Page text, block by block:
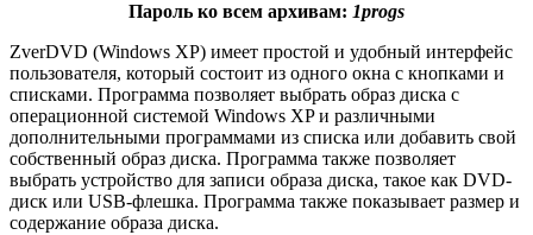
Пароль ко всем архивам: 1progs
ZverDVD (Windows XP) имеет простой и удобный интерфейс
пользователя, который состоит из одного окна с кнопками и
списками. Программа позволяет выбрать образ диска с
операционной системой Windows XP и различными
дополнительными программами из списка или добавить свой
собственный образ диска. Программа также позволяет
выбрать устройство для записи образа диска, такое как DVD-
диск или USB-флешка. Программа также показывает размер и
содержание образа диска.